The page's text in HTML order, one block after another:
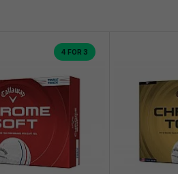
4 FOR 3